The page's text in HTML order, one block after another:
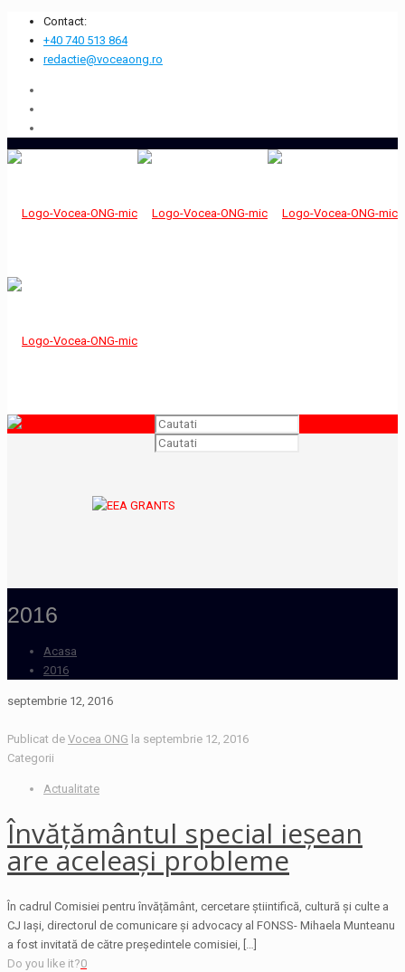
Contact:
+40 740 513 864
redactie@voceaong.ro
2016
Acasa
2016
septembrie 12, 2016
Publicat de Vocea ONG la septembrie 12, 2016
Categorii
Actualitate
Învățământul special ieșean
are aceleași probleme
În cadrul Comisiei pentru învățământ, cercetare știintifică, cultură și culte a
CJ Iași, directorul de comunicare și advocacy al FONSS- Mihaela Munteanu
a fost invitată de către președintele comisiei, […]
Do you like it?0